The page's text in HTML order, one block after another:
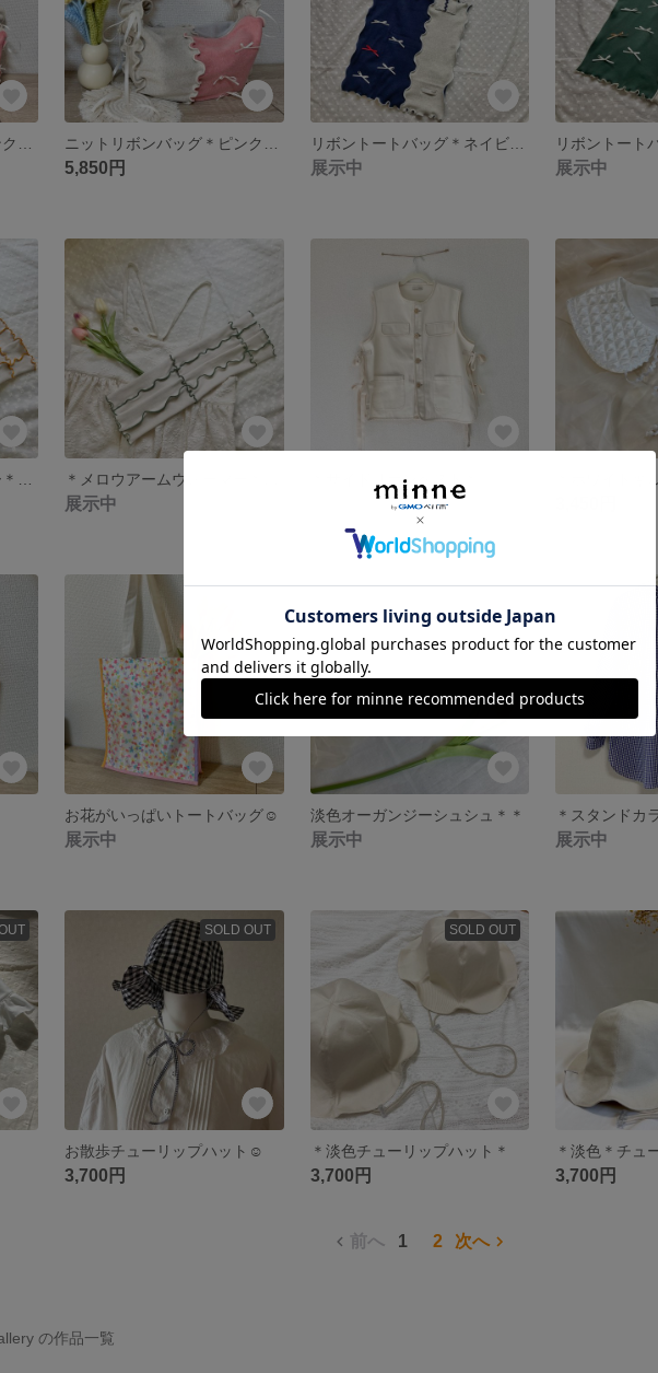
5,850円
リボントートバッグ＊ネイビー×赤＊①
展示中 展示中
展示中
＊サイドリボンベスト＊
お花がいっぱいトートバッグ☺︎
展示中
淡色オーガンジーシュシュ＊＊
展示中 展示中
SOLD OUT
お散歩チューリップハット☺︎
3,700円
SOLD OUT
＊淡色チューリップハット＊
3,700円 3,700円
前へ 1 2 次へ
の作品一覧